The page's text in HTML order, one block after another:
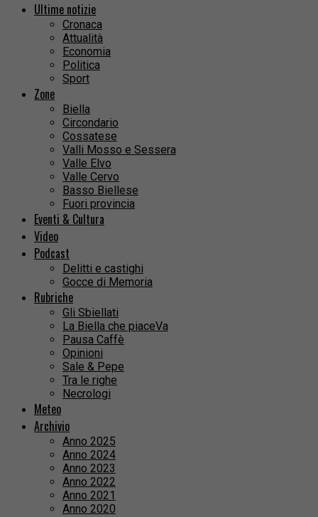
Ultime notizie
Cronaca
Attualità
Economia
Politica
Sport
Zone
Biella
Circondario
Cossatese
Valli Mosso e Sessera
Valle Elvo
Valle Cervo
Basso Biellese
Fuori provincia
Eventi & Cultura
Video
Podcast
Delitti e castighi
Gocce di Memoria
Rubriche
Gli Sbiellati
La Biella che piaceVa
Pausa Caffè
Opinioni
Sale & Pepe
Tra le righe
Necrologi
Meteo
Archivio
Anno 2025
Anno 2024
Anno 2023
Anno 2022
Anno 2021
Anno 2020